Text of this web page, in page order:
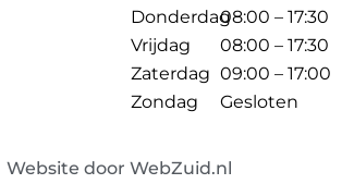
Donderdag
Vrijdag
Zaterdag
Zondag
08:00 – 17:30
08:00 – 17:30
09:00 – 17:00
Gesloten
Website door WebZuid.nl